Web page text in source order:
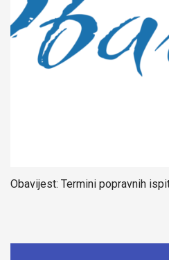
Obavijest: Termini popravnih